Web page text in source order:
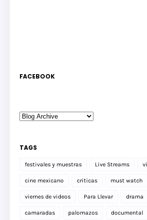
FACEBOOK
TAGS
festivales y muestras Live Streams
cine mexicano criticas must watch
viernes de videos Para Llevar drama
camaradas palomazos documental